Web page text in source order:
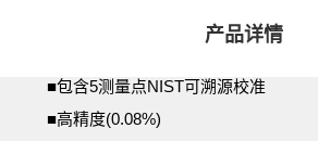
产品详情
■包含5测量点NIST可溯源校准
■高精度(0.08%)